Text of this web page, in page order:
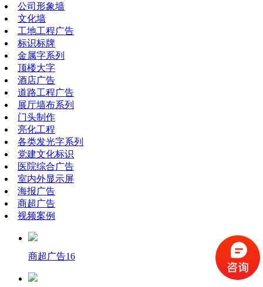
公司形象墙
文化墙
工地工程广告
标识标牌
金属字系列
顶楼大字
酒店广告
道路工程广告
展厅墙布系列
门头制作
亮化工程
各类发光字系列
党建文化标识
医院综合广告
室内外显示屏
海报广告
商超广告
视频案例
商超广告16